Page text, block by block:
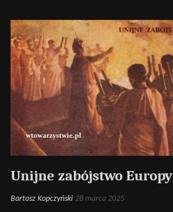
Unijne zabójstwo Europy
Bartosz Kopczyński 28 marca 2025